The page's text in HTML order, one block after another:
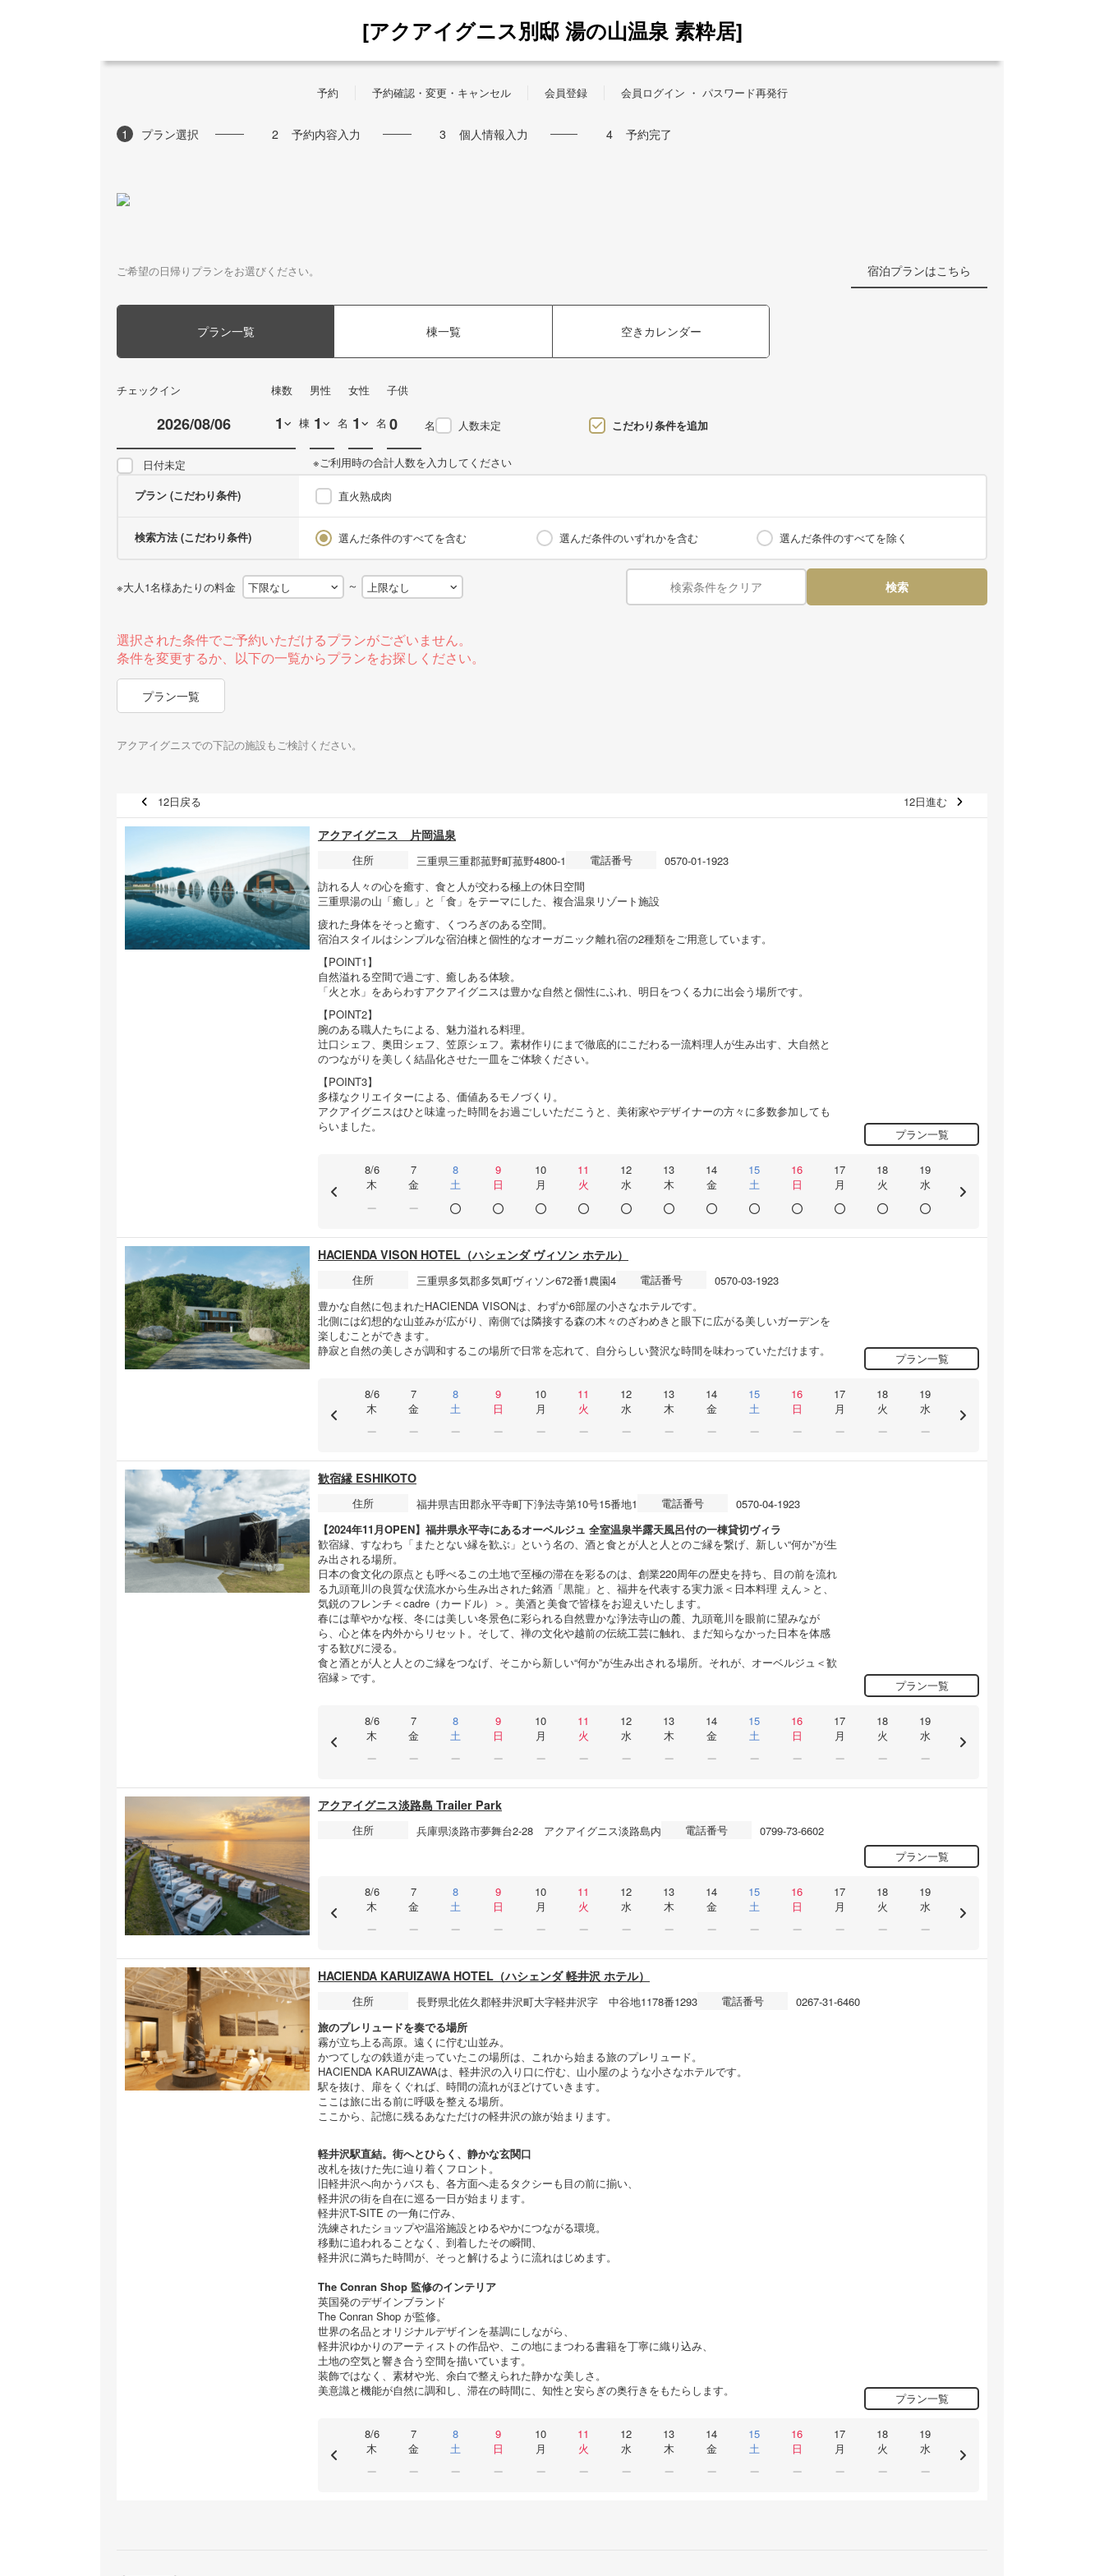
[アクアイグニス別邸 湯の山温泉 素粋居]
予約 予約確認・変更・キャンセル 会員登録 会員ログイン ・ パスワード再発行
1 プラン選択 2 予約内容入力 3 個人情報入力 4 予約完了
ご希望の日帰りプランをお選びください。 宿泊プランはこちら
プラン一覧 棟一覧 空きカレンダー
チェックイン
日付未定
棟数
棟
男性
名
女性
名
子供
名 人数未定
※ご利用時の合計人数を入力してください
こだわり条件を追加
プラン (こだわり条件) 直火熟成肉
検索方法 (こだわり条件) 選んだ条件のすべてを含む 選んだ条件のいずれかを含む 選んだ条件のすべてを除く
※大人1名様あたりの料金 ～ 検索条件をクリア 検索
選択された条件でご予約いただけるプランがございません。
条件を変更するか、以下の一覧からプランをお探しください。
プラン一覧
アクアイグニスでの下記の施設もご検討ください。
12日戻る 12日進む
アクアイグニス 片岡温泉
住所 三重県三重郡菰野町菰野4800-1 電話番号
0570-01-1923
訪れる人々の心を癒す、食と人が交わる極上の休日空間
三重県湯の山「癒し」と「食」をテーマにした、複合温泉リゾート施設
疲れた身体をそっと癒す、くつろぎのある空間。
宿泊スタイルはシンプルな宿泊棟と個性的なオーガニック離れ宿の2種類をご用意しています。
【POINT1】
自然溢れる空間で過ごす、癒しある体験。
「火と水」をあらわすアクアイグニスは豊かな自然と個性にふれ、明日をつくる力に出会う場所です。
【POINT2】
腕のある職人たちによる、魅力溢れる料理。
辻口シェフ、奥田シェフ、笠原シェフ。素材作りにまで徹底的にこだわる一流料理人が生み出す、大自然と
のつながりを美しく結晶化させた一皿をご体験ください。
【POINT3】
多様なクリエイターによる、価値あるモノづくり。
アクアイグニスはひと味違った時間をお過ごしいただこうと、美術家やデザイナーの方々に多数参加しても
らいました。
プラン一覧
8/6
木
7
金
8
土
9
日
10
月
11
火
12
水
13
木
14
金
15
土
16
日
17
月
18
火
19
水
HACIENDA VISON HOTEL（ハシェンダ ヴィソン ホテル）
住所 三重県多気郡多気町ヴィソン672番1農園4 電話番号
0570-03-1923
豊かな自然に包まれたHACIENDA VISONは、わずか6部屋の小さなホテルです。
北側には幻想的な山並みが広がり、南側では隣接する森の木々のざわめきと眼下に広がる美しいガーデンを
楽しむことができます。
静寂と自然の美しさが調和するこの場所で日常を忘れて、自分らしい贅沢な時間を味わっていただけます。
プラン一覧
8/6
木
7
金
8
土
9
日
10
月
11
火
12
水
13
木
14
金
15
土
16
日
17
月
18
火
19
水
歓宿縁 ESHIKOTO
住所 福井県吉田郡永平寺町下浄法寺第10号15番地1 電話番号
0570-04-1923
【2024年11月OPEN】福井県永平寺にあるオーベルジュ 全室温泉半露天風呂付の一棟貸切ヴィラ
歓宿縁、すなわち「またとない縁を歓ぶ」という名の、酒と食とが人と人とのご縁を繋げ、新しい“何か”が生
み出される場所。
日本の食文化の原点とも呼べるこの土地で至極の滞在を彩るのは、創業220周年の歴史を持ち、目の前を流れ
る九頭竜川の良質な伏流水から生み出された銘酒「黒龍」と、福井を代表する実力派＜日本料理 えん＞と、
気鋭のフレンチ＜cadre（カードル）＞。美酒と美食で皆様をお迎えいたします。
春には華やかな桜、冬には美しい冬景色に彩られる自然豊かな浄法寺山の麓、九頭竜川を眼前に望みなが
ら、心と体を内外からリセット。そして、禅の文化や越前の伝統工芸に触れ、まだ知らなかった日本を体感
する歓びに浸る。
食と酒とが人と人とのご縁をつなげ、そこから新しい“何か”が生み出される場所。それが、オーベルジュ＜歓
宿縁＞です。
プラン一覧
8/6
木
7
金
8
土
9
日
10
月
11
火
12
水
13
木
14
金
15
土
16
日
17
月
18
火
19
水
アクアイグニス淡路島 Trailer Park
住所 兵庫県淡路市夢舞台2-28 アクアイグニス淡路島内 電話番号
0799-73-6602
プラン一覧
8/6
木
7
金
8
土
9
日
10
月
11
火
12
水
13
木
14
金
15
土
16
日
17
月
18
火
19
水
HACIENDA KARUIZAWA HOTEL（ハシェンダ 軽井沢 ホテル）
住所 長野県北佐久郡軽井沢町大字軽井沢字 中谷地1178番1293 電話番号
0267-31-6460
旅のプレリュードを奏でる場所
霧が立ち上る高原。遠くに佇む山並み。
かつてしなの鉄道が走っていたこの場所は、これから始まる旅のプレリュード。
HACIENDA KARUIZAWAは、軽井沢の入り口に佇む、山小屋のような小さなホテルです。
駅を抜け、扉をくぐれば、時間の流れがほどけていきます。
ここは旅に出る前に呼吸を整える場所。
ここから、記憶に残るあなただけの軽井沢の旅が始まります。
軽井沢駅直結。街へとひらく、静かな玄関口
改札を抜けた先に辿り着くフロント。
旧軽井沢へ向かうバスも、各方面へ走るタクシーも目の前に揃い、
軽井沢の街を自在に巡る一日が始まります。
軽井沢T-SITE の一角に佇み、
洗練されたショップや温浴施設とゆるやかにつながる環境。
移動に追われることなく、到着したその瞬間、
軽井沢に満ちた時間が、そっと解けるように流れはじめます。
The Conran Shop 監修のインテリア
英国発のデザインブランド
The Conran Shop が監修。
世界の名品とオリジナルデザインを基調にしながら、
軽井沢ゆかりのアーティストの作品や、この地にまつわる書籍を丁寧に織り込み、
土地の空気と響き合う空間を描いています。
装飾ではなく、素材や光、余白で整えられた静かな美しさ。
美意識と機能が自然に調和し、滞在の時間に、知性と安らぎの奥行きをもたらします。
プラン一覧
8/6
木
7
金
8
土
9
日
10
月
11
火
12
水
13
木
14
金
15
土
16
日
17
月
18
火
19
水